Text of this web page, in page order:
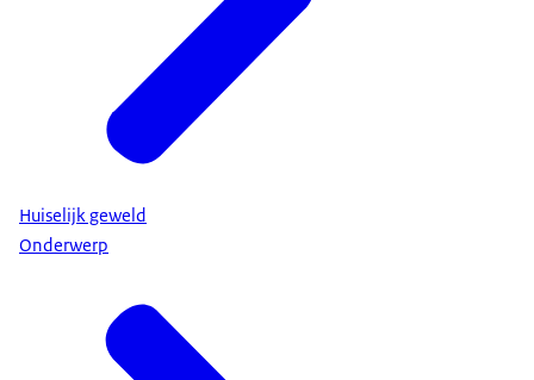
Huiselijk geweld
Onderwerp